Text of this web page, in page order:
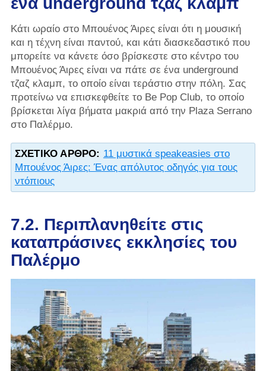
Κάτι ωραίο στο Μπουένος Άιρες είναι ότι η μουσική
και η τέχνη είναι παντού, και κάτι διασκεδαστικό που
μπορείτε να κάνετε όσο βρίσκεστε στο κέντρο του
Μπουένος Άιρες είναι να πάτε σε ένα underground
τζαζ κλαμπ, το οποίο είναι τεράστιο στην πόλη. Σας
προτείνω να επισκεφθείτε το Be Pop Club, το οποίο
βρίσκεται λίγα βήματα μακριά από την Plaza Serrano
στο Παλέρμο.
ΣΧΕΤΙΚΌ ΆΡΘΡΟ: 11 μυστικά speakeasies στο
Μπουένος Άιρες: Ένας απόλυτος οδηγός για τους
ντόπιους
7.2. Περιπλανηθείτε στις
καταπράσινες εκκλησίες του
Παλέρμο